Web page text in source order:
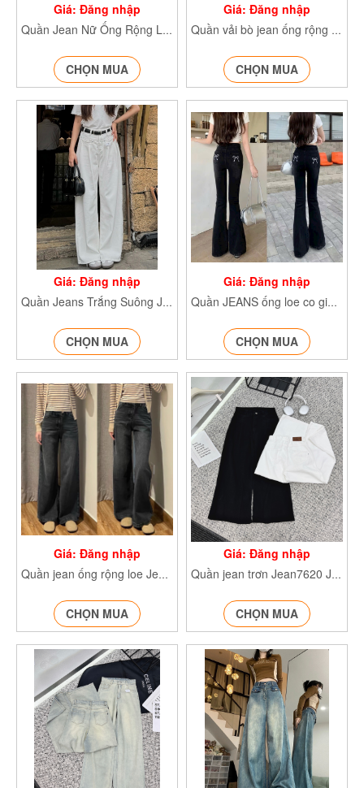
Giá: Đăng nhập
Quần Jean Nữ Ống Rộng Lưng Cao Phối Tua Rua Jeantuarua671
CHỌN MUA
Giá: Đăng nhập
Quần vải bò jean ống rộng Jean2483
CHỌN MUA
Giá: Đăng nhập
Quần Jeans Trắng Suông Jean7646
CHỌN MUA
Giá: Đăng nhập
Quần JEANS ống loe co giãn thêu nơ túi sau Jeanloeno4438
CHỌN MUA
Giá: Đăng nhập
Quần jean ống rộng loe Jeankhoitron7613
CHỌN MUA
Giá: Đăng nhập
Quần jean trơn Jean7620 Jean7619
CHỌN MUA